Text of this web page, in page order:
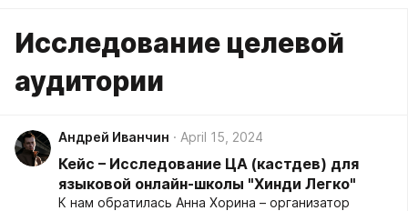
Исследование целевой
аудитории
Андрей Иванчин April 15, 2024
Кейс – Исследование ЦА (кастдев) для
языковой онлайн-школы "Хинди Легко"
К нам обратилась Анна Хорина – организатор